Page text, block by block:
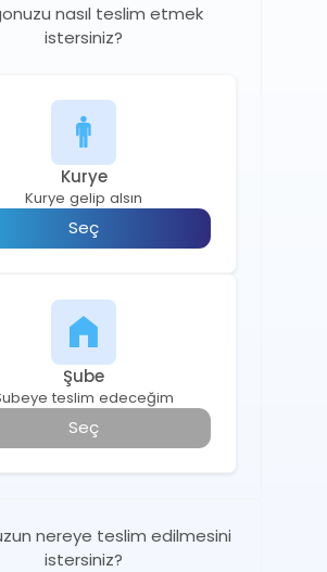
nasıl teslim etmek
istersiniz?
Kurye
Kurye gelip alsın
Seç
Şube
teslim edeceğim
Seç
nereye teslim edilmesini
istersiniz?